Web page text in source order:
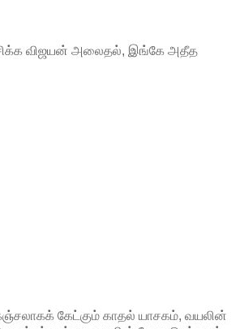
விஜயன் அலைதல், இங்கே அதீத
கேட்கும் காதல் யாசகம், வயலின்